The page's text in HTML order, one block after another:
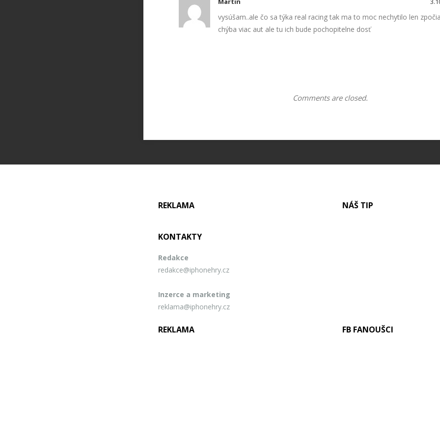
vysúšam..ale čo sa týka real racing tak ma to moc nechytilo len
chýba viac aut ale tu ich bude pochopitelne dosť
Comments are closed.
REKLAMA NÁŠ TIP
KONTAKTY
Redakce
redakce@iphonehry.cz
Inzerce a marketing
reklama@iphonehry.cz
REKLAMA FB FANOUŠCI